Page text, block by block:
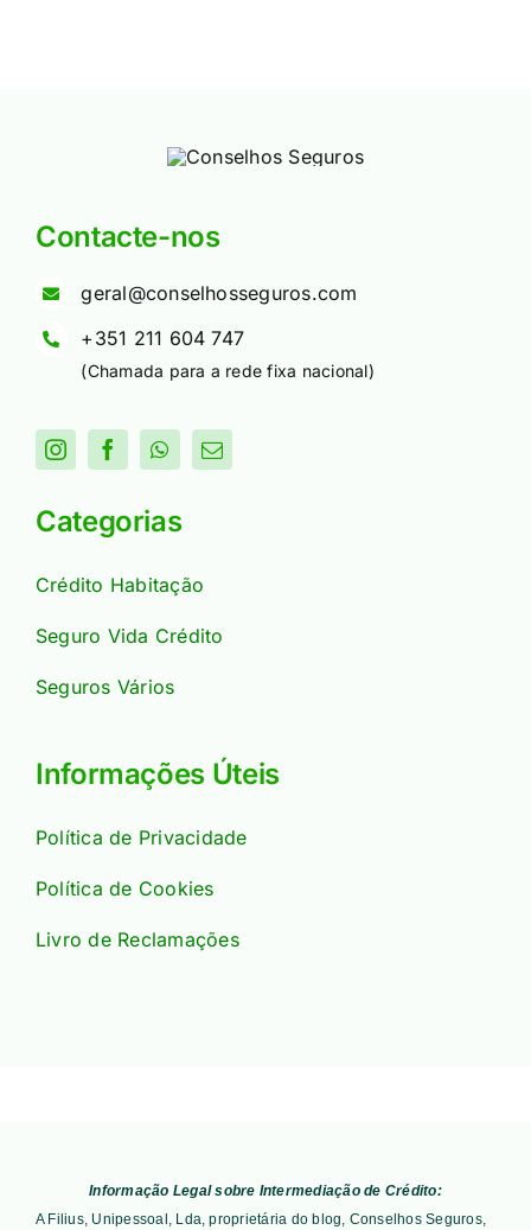
Contacte-nos
geral@conselhosseguros.com
+351 211 604 747
(Chamada para a rede fixa nacional)
Categorias
Crédito Habitação
Seguro Vida Crédito
Seguros Vários
Informações Úteis
Política de Privacidade
Política de Cookies
Livro de Reclamações
Informação Legal sobre Intermediação de Crédito:
A Filius, Unipessoal, Lda, proprietária do blog, Conselhos Seguros,